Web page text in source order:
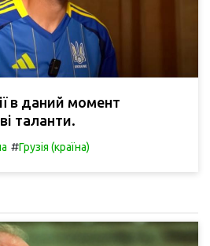
в даний момент
таланти.
#Грузія (країна)